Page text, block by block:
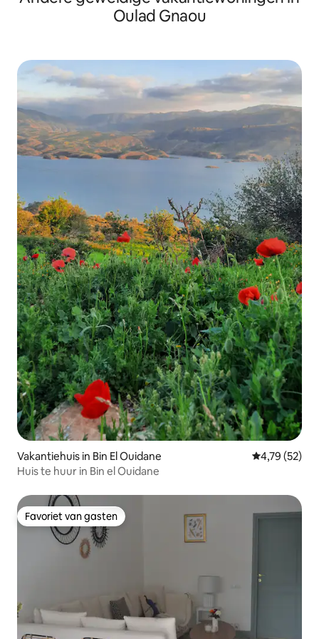
Oulad Gnaou
Vakantiehuis in Bin El Ouidane Gemiddelde
4,79 (52)
Huis te huur in Bin el Ouidane
Favoriet van gasten
Favoriet van gasten